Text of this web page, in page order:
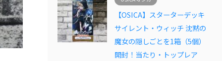
【OSICA】スターターデッキ
サイレント・ウィッチ 沈黙の
魔女の隠しごとを1箱（5個）
開封！当たり・トップレア